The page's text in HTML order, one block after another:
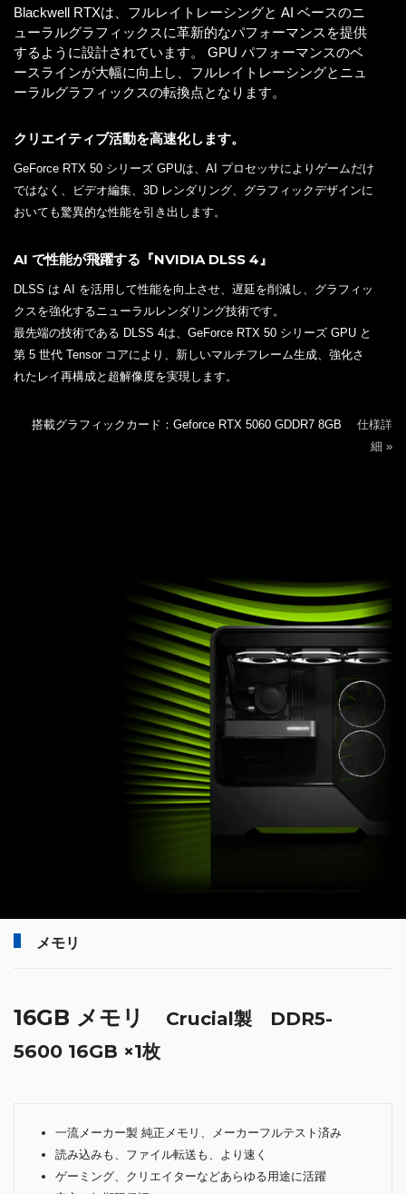
Blackwell RTXは、フルレイトレーシングと AI ベースのニ
ューラルグラフィックスに革新的なパフォーマンスを提供
するように設計されています。 GPU パフォーマンスのベ
ースラインが大幅に向上し、フルレイトレーシングとニュ
ーラルグラフィックスの転換点となります。
クリエイティブ活動を高速化します。
GeForce RTX 50 シリーズ GPUは、AI プロセッサによりゲームだけ
ではなく、ビデオ編集、3D レンダリング、グラフィックデザインに
おいても驚異的な性能を引き出します。
AI で性能が飛躍する『NVIDIA DLSS 4』
DLSS は AI を活用して性能を向上させ、遅延を削減し、グラフィッ
クスを強化するニューラルレンダリング技術です。
最先端の技術である DLSS 4は、GeForce RTX 50 シリーズ GPU と
第 5 世代 Tensor コアにより、新しいマルチフレーム生成、強化さ
れたレイ再構成と超解像度を実現します。
搭載グラフィックカード：Geforce RTX 5060 GDDR7 8GB 仕様詳
細 »
メモリ
16GB メモリ
Crucial製 DDR5-
5600 16GB ×1枚
一流メーカー製 純正メモリ、メーカーフルテスト済み
読み込みも、ファイル転送も、より速く
ゲーミング、クリエイターなどあらゆる用途に活躍